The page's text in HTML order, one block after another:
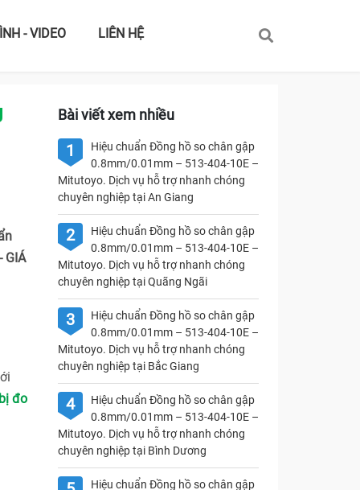
- VIDEO LIÊN HỆ
GIÁ
đo
Bài viết xem nhiều
1
Hiệu chuẩn Đồng hồ so chân gập
0.8mm/0.01mm – 513-404-10E –
Mitutoyo. Dịch vụ hỗ trợ nhanh chóng
chuyên nghiệp tại An Giang
2
Hiệu chuẩn Đồng hồ so chân gập
0.8mm/0.01mm – 513-404-10E –
Mitutoyo. Dịch vụ hỗ trợ nhanh chóng
chuyên nghiệp tại Quãng Ngãi
3
Hiệu chuẩn Đồng hồ so chân gập
0.8mm/0.01mm – 513-404-10E –
Mitutoyo. Dịch vụ hỗ trợ nhanh chóng
chuyên nghiệp tại Bắc Giang
4
Hiệu chuẩn Đồng hồ so chân gập
0.8mm/0.01mm – 513-404-10E –
Mitutoyo. Dịch vụ hỗ trợ nhanh chóng
chuyên nghiệp tại Bình Dương
Hiệu chuẩn Đồng hồ so chân gập